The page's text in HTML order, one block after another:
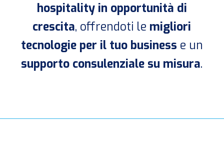
hospitality in opportunità di
crescita, offrendoti le migliori
tecnologie per il tuo business e un
supporto consulenziale su misura.